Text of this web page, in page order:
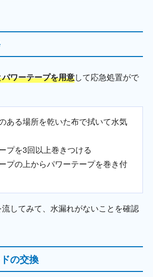
ワーテープを用意して応急処置がで
ある場所を乾いた布で拭いて水気
プを3回以上巻きつける
プの上からパワーテープを巻き付
してみて、水漏れがないことを確認
の交換